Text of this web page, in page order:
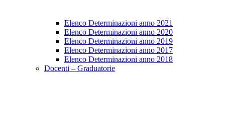
Elenco Determinazioni anno 2021
Elenco Determinazioni anno 2020
Elenco Determinazioni anno 2019
Elenco Determinazioni anno 2017
Elenco Determinazioni anno 2018
Docenti – Graduatorie